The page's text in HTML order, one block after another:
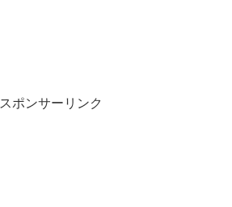
スポンサーリンク